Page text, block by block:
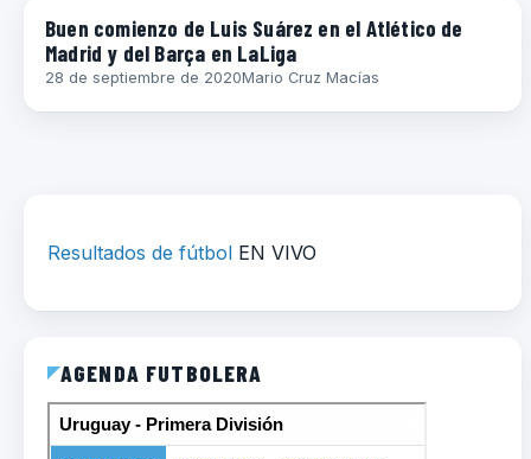
Buen comienzo de Luis Suárez en el Atlético de
Madrid y del Barça en LaLiga
28 de septiembre de 2020Mario Cruz Macías
Resultados de fútbol EN VIVO
AGENDA FUTBOLERA